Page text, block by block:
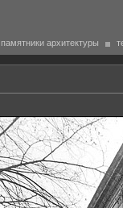
памятники архитектуры